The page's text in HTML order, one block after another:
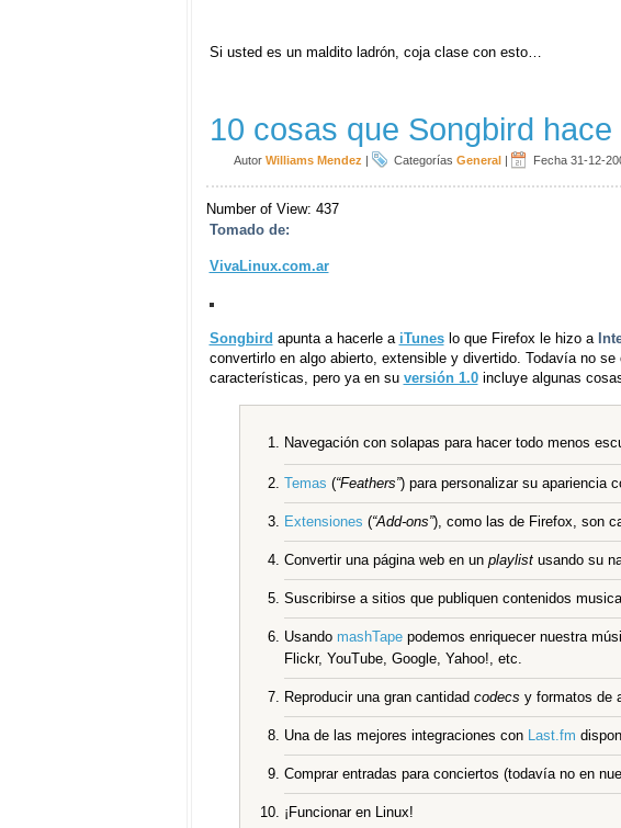
Si usted es un maldito ladrón, coja clase con esto…
10 cosas que Songbird
Autor Williams Mendez | Categorías General| Fecha 31-12-
Number of View: 437
Tomado de:
VivaLinux.com.ar
Songbird apunta a hacerle a iTuneslo que Firefox le hizo a
convertirlo en algo abierto, extensible y divertido. Todavía no
características, pero ya en su versión 1.0incluye algunas
Navegación con solapas para hacer todo menos
Temas (“Feathers”) para personalizar su apariencia
Extensiones (“Add-ons”), como las de Firefox, son
Convertir una página web en un playlistusando su
Suscribirse a sitios que publiquen contenidos
Usando mashTapepodemos enriquecer nuestra
Flickr, YouTube, Google, Yahoo!, etc.
Reproducir una gran cantidad codecs y formatos de
Una de las mejores integraciones con Last.fm
Comprar entradas para conciertos (todavía no en
¡Funcionar en Linux!